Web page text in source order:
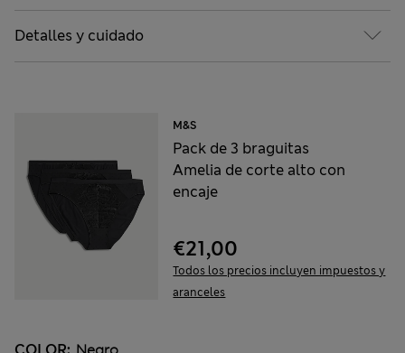
Detalles y cuidado
M&S
Pack de 3 braguitas
Amelia de corte alto con
encaje
€21,00
Todos los precios incluyen impuestos y
aranceles